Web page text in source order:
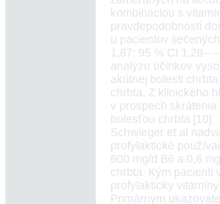
kombináciou s
pravdepodobnosti
u pacientov
1,87; 95 % CI 1,28–
analýzu účinkov
akútnej bolesti
chrbta. Z klinického
v prospech
bolesťou chrbta [10].
Schwieger et al
profylaktické
600 mg/d B6 a 0,6
chrbta. Kým pacienti
profylakticky
Primárnym